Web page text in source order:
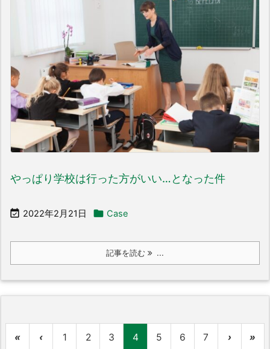
やっぱり学校は行った方がいい…となった件
 2022年2月21日  Case
記事を読む ...
« ‹ 1 2 3 4 5 6 7 › »